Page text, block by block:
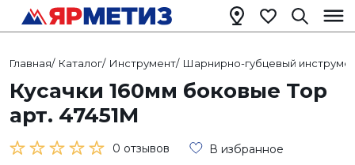
Главная/ Каталог/ Инструмент/ Шарнирно-губцевый
Кусачки 160мм боковые Тор
арт. 47451М
0 отзывов В избранное